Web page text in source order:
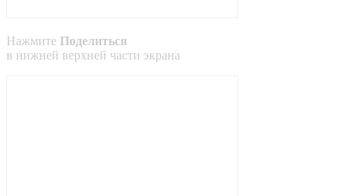
Нажмите Поделиться
в нижней верхней части экрана